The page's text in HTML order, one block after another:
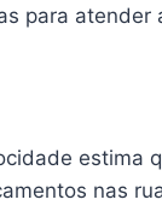
para atender
estima
nas